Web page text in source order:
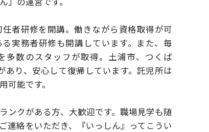
者研修を開講。働きながら資格取得が可
実務者研修も開講しています。 また、毎
数のスタッフが取得。土浦市、 つくば
あり、安心して復帰しています。託児所は
可能です。
ンクがある方、大歓迎です。 職場見学も随
連絡をいただき、
『いっしん』ってこうい